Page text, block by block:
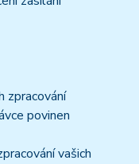
zpracování
povinen
vašich